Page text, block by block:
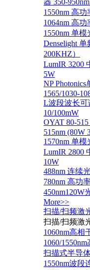
器 350-
1550nm 高
1064nm 高
1550nm 单
Denselight
200KHZ）
LumIR 3200
5W
NP
1565/1030-
L波段波长可
10/100mW
OYAT 80-
515nm (80W
1570nm 单
LumIR 2800
10W
488nm 连续
780nm 高功
450nm120W
More>>
扫描/扫频激
扫描/扫频激
1060nm高相
1060/
扫描式半导
1550nm波段